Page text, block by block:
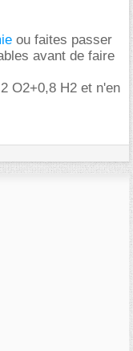
ou faites passer
avant de faire
O2+0,8 H2 et n'en